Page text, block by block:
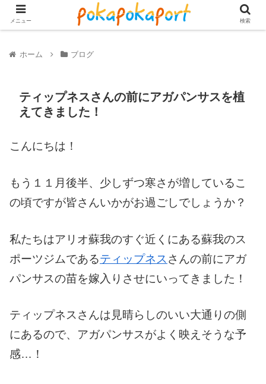
ホーム ブログ
ティップネスさんの前にアガパンサスを植
えてきました！
こんにちは！
もう１１月後半、少しずつ寒さが増しているこ
の頃ですが皆さんいかがお過ごしでしょうか？
私たちはアリオ蘇我のすぐ近くにある蘇我のス
ポーツジムであるティップネス さんの前にアガ
パンサスの苗を嫁入りさせにいってきました！
ティップネスさんは見晴らしのいい大通りの側
にあるので、アガパンサスがよく映えそうな予
感…！
メニュー 検索